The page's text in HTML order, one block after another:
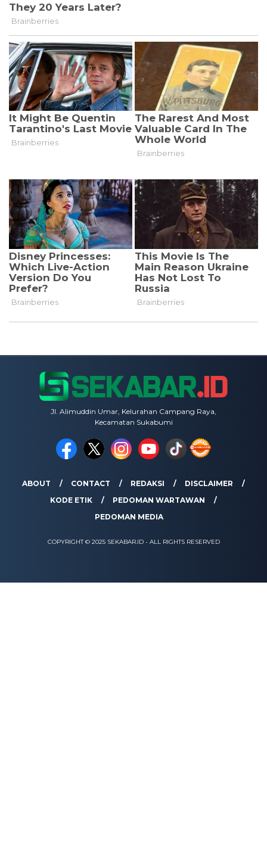
Jl. Alimuddin Umar, Kelurahan Campang Raya,
Kecamatan Sukabumi
ABOUT CONTACT REDAKSI
DISCLAIMER
KODE ETIK
PEDOMAN WARTAWAN
PEDOMAN MEDIA
COPYRIGHT © 2025 SEKABAR.ID - ALL RIGHTS RESERVED